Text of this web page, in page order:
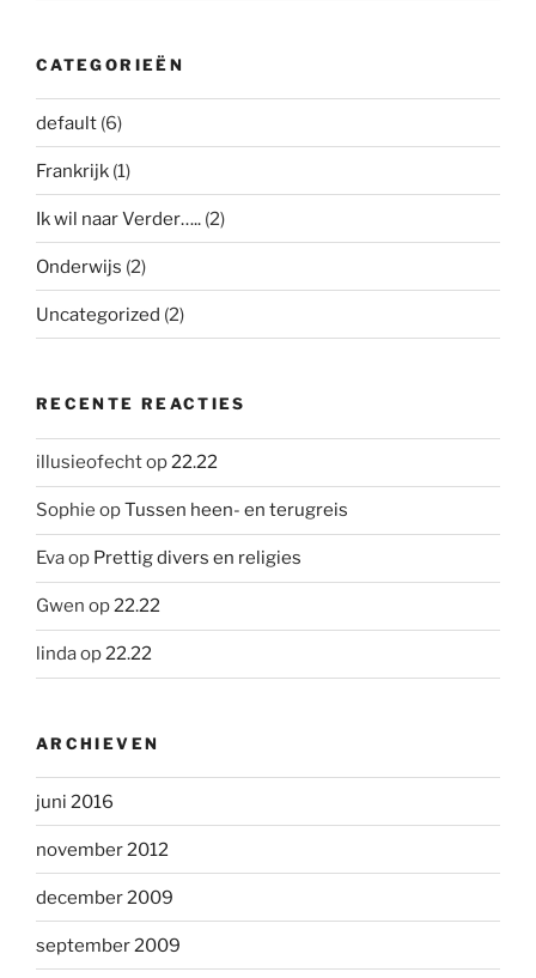
CATEGORIEËN
default (6)
Frankrijk (1)
Ik wil naar Verder….. (2)
Onderwijs (2)
Uncategorized (2)
RECENTE REACTIES
illusieofechtop22.22
Sophie opTussen heen- en terugreis
Evaop Prettig divers en religies
Gwen op22.22
lindaop22.22
ARCHIEVEN
juni 2016
november 2012
december 2009
september 2009